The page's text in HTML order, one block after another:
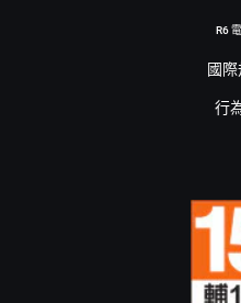
R6
國
行